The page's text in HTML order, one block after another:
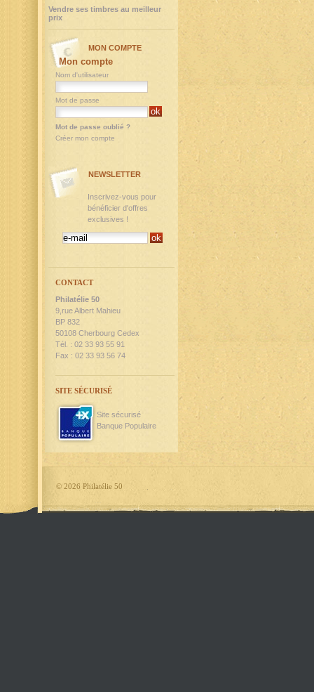
Vendre ses timbres au meilleur
prix
MON COMPTE
Mon compte
Nom d'utilisateur
Mot de passe
Mot de passe oublié ?
Créer mon compte
NEWSLETTER
Inscrivez-vous pour
bénéficier d'offres
exclusives !
CONTACT
Philatélie 50
9,rue Albert Mahieu
BP 832
50108 Cherbourg Cedex
Tél. : 02 33 93 55 91
Fax : 02 33 93 56 74
SITE SÉCURISÉ
Site sécurisé
Banque Populaire
© 2026 Philatélie 50